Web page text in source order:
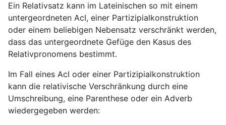
Ein Relativsatz kann im Lateinischen so mit einem
untergeordneten AcI, einer Partizipialkonstruktion
oder einem beliebigen Nebensatz verschränkt werden,
dass das untergeordnete Gefüge den Kasus des
Relativpronomens bestimmt.
Im Fall eines AcI oder einer Partizipialkonstruktion
kann die relativische Verschränkung durch eine
Umschreibung, eine Parenthese oder ein Adverb
wiedergegeben werden: